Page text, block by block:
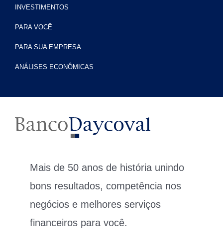
INVESTIMENTOS
PARA VOCÊ
PARA SUA EMPRESA
ANÁLISES ECONÔMICAS
Mais de 50 anos de história unindo
bons resultados, competência nos
negócios e melhores serviços
financeiros para você.